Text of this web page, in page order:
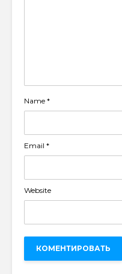
Name *
Email *
Website